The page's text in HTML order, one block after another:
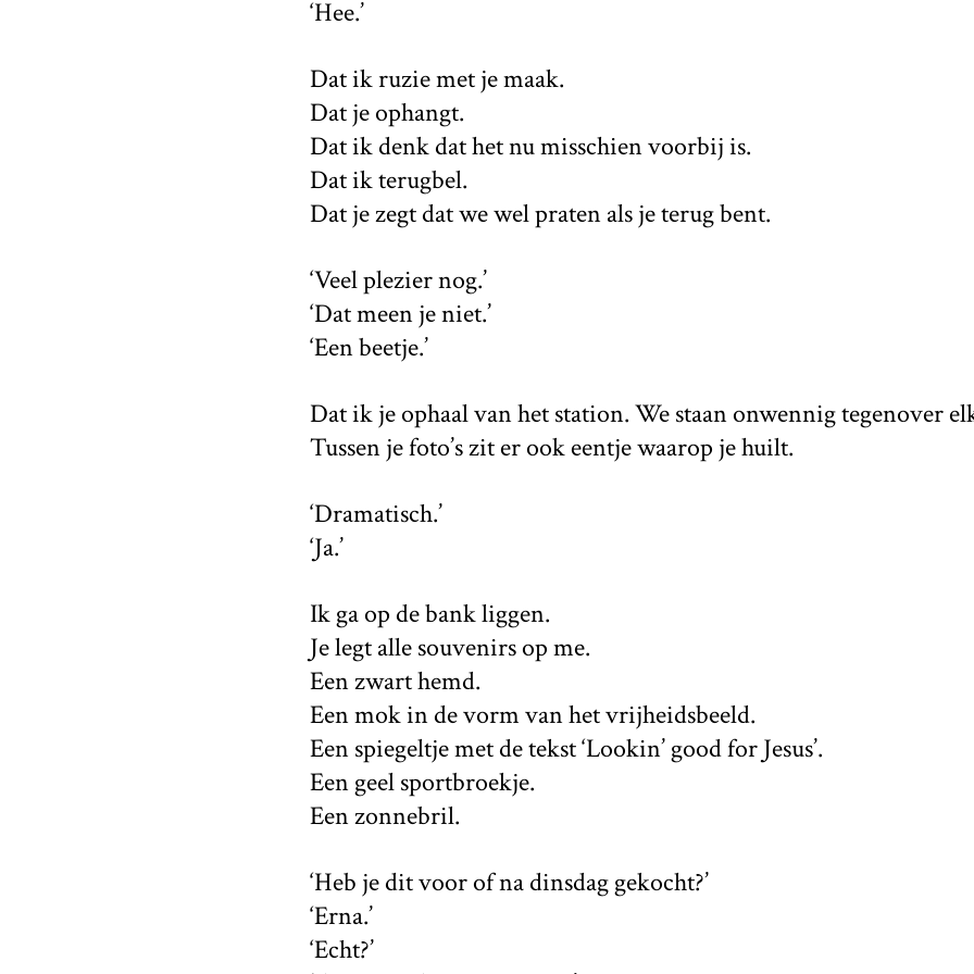
‘Hee.’
Dat ik ruzie met je maak.
Dat je ophangt.
Dat ik denk dat het nu misschien voorbij is.
Dat ik terugbel.
Dat je zegt dat we wel praten als je terug bent.
‘Veel plezier nog.’
‘Dat meen je niet.’
‘Een beetje.’
Dat ik je ophaal van het station. We staan onwennig tegenover
Tussen je foto’s zit er ook eentje waarop je huilt.
‘Dramatisch.’
‘Ja.’
Ik ga op de bank liggen.
Je legt alle souvenirs op me.
Een zwart hemd.
Een mok in de vorm van het vrijheidsbeeld.
Een spiegeltje met de tekst ‘Lookin’ good for Jesus’.
Een geel sportbroekje.
Een zonnebril.
‘Heb je dit voor of na dinsdag gekocht?’
‘Erna.’
‘Echt?’